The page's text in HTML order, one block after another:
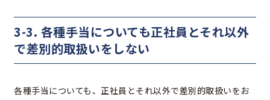
3-3. 各種手当についても正社員とそれ以外
で差別的取扱いをしない
各種手当についても、正社員とそれ以外で差別的取扱いをお